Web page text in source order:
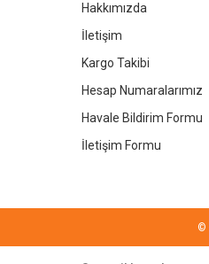
Hakkımızda
İletişim
Kargo Takibi
Hesap Numaralarımız
Havale Bildirim Formu
İletişim Formu
©